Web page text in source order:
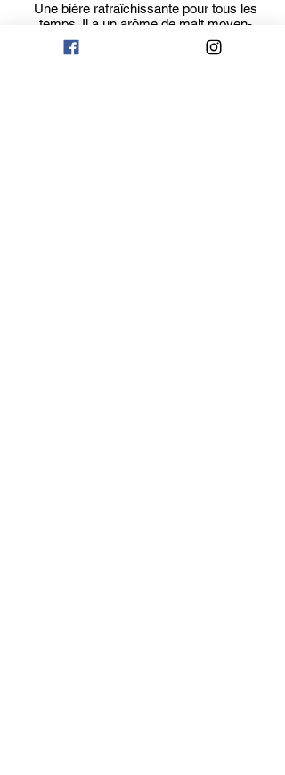
Une bière rafraîchissante pour tous les
temps. Il a un arôme de malt moyen-
faible, une couleur dorée, une saveur
sèche et croquante et une mousse